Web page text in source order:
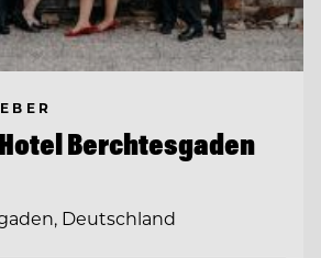
Berchtesgaden
Deutschland